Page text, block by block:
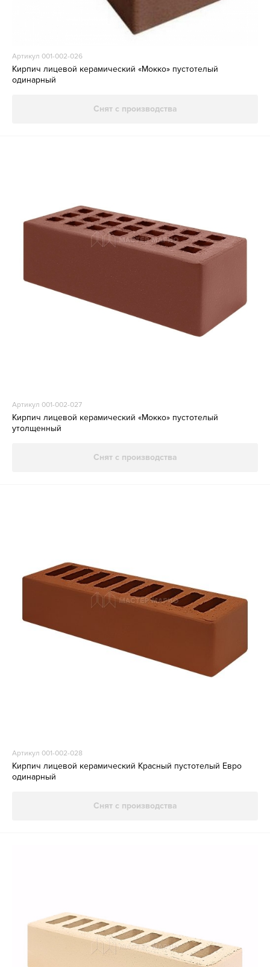
Артикул 001-002-026
Кирпич лицевой керамический «Мокко» пустотелый
одинарный
Снят с производства
Артикул 001-002-027
Кирпич лицевой керамический «Мокко» пустотелый
утолщенный
Снят с производства
Артикул 001-002-028
Кирпич лицевой керамический Красный пустотелый Евро
одинарный
Снят с производства